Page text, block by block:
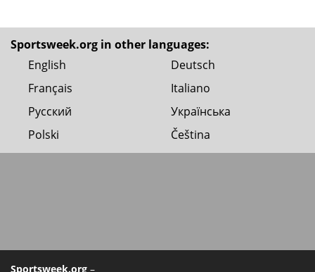
Sportsweek.org in other languages:
English
Deutsch
Français
Italiano
Русский
Українська
Polski
Čeština
Sportsweek.org –